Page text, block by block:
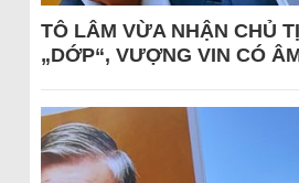
TÔ LÂM VỪA NHẬN CHỦ
„DỚP“, VƯỢNG VIN CÓ